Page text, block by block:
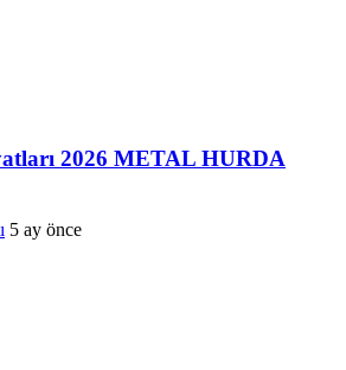
2026 METAL HURDA
5 ay önce